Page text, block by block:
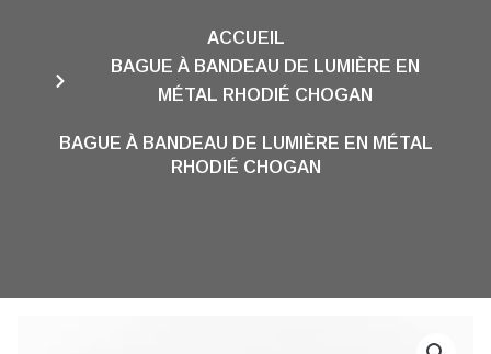
ACCUEIL
BAGUE À BANDEAU DE LUMIÈRE EN
MÉTAL RHODIÉ CHOGAN
BAGUE À BANDEAU DE LUMIÈRE EN MÉTAL
RHODIÉ CHOGAN